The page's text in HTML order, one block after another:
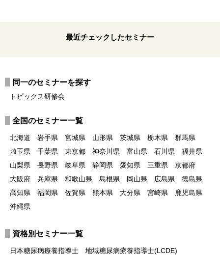
最近チェックしたセミナー
同一のセミナーを探す
トピックス研修会
全国のセミナー一覧
北海道 岩手県 宮城県 山形県 茨城県 栃木県
群馬県
埼玉県
千葉県 東京都 神奈川県 富山県 石川県
福井県
山梨県
長野県 岐阜県 静岡県 愛知県 三重県
京都府
大阪府
兵庫県 和歌山県 島根県 岡山県 広島県
徳島県
高知県
福岡県 佐賀県 熊本県 大分県 宮崎県
鹿児島県
沖縄県
資格別セミナー一覧
日本糖尿病療養指導士
地域糖尿病療養指導士(LCDE)